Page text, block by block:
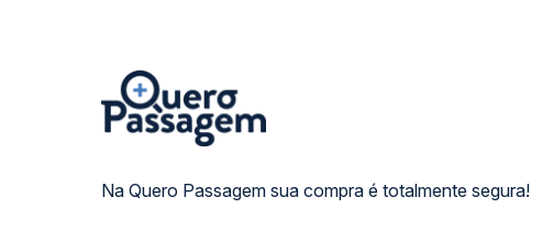
Na Quero Passagem sua compra é totalmente segura!